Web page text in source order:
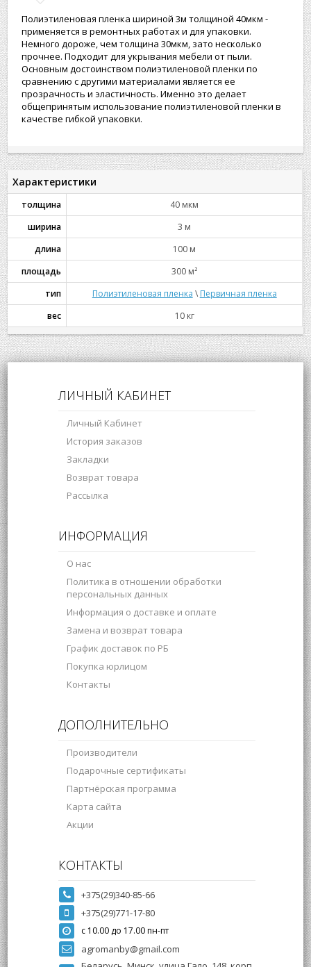
Полиэтиленовая пленка шириной 3м толщиной 40мкм -
применяется в ремонтных работах и для упаковки.
Немного дороже, чем толщина 30мкм, зато несколько
прочнее. Подходит для укрывания мебели от пыли.
Основным достоинством полиэтиленовой пленки по
сравнению с другими материалами является ее
прозрачность и эластичность. Именно это делает
общепринятым использование полиэтиленовой пленки в
качестве гибкой упаковки.
Характеристики
толщина
40 мкм
ширина
3 м
длина
100 м
площадь
300 м²
тип
Полиэтиленовая пленка \ Первичная пленка
вес
10 кг
ЛИЧНЫЙ КАБИНЕТ
Личный Кабинет
История заказов
Закладки
Возврат товара
Рассылка
ИНФОРМАЦИЯ
О нас
Политика в отношении обработки
персональных данных
Информация о доставке и оплате
Замена и возврат товара
График доставок по РБ
Покупка юрлицом
Контакты
ДОПОЛНИТЕЛЬНО
Производители
Подарочные сертификаты
Партнёрская программа
Карта сайта
Акции
КОНТАКТЫ
+375(29)340-85-66
+375(29)771-17-80
с 10.00 до 17.00 пн-пт
agromanby@gmail.com